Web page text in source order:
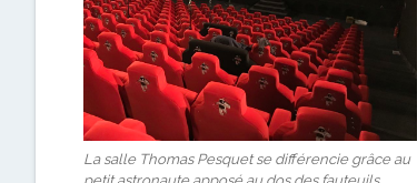
La salle Thomas Pesquet se différencie grâce au